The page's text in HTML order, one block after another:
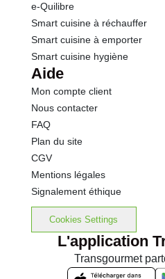
e-Quilibre
Smart cuisine à réchauffer
Smart cuisine à emporter
Smart cuisine hygiène
Aide
Mon compte client
Nous contacter
FAQ
Plan du site
CGV
Mentions légales
Signalement éthique
Cookies Settings
L'application
Transgourmet